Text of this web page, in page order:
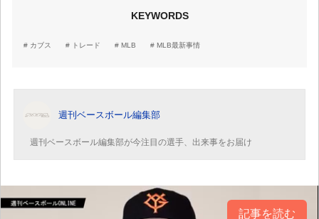
KEYWORDS
カブス トレード MLB MLB最新事情
週刊ベースボール編集部
週刊ベースボール編集部が今注目の選手、出来事をお届け
記事を読む